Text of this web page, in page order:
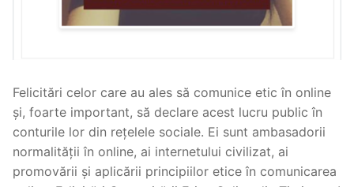
Felicitări celor care au ales să comunice etic în online
și, foarte important, să declare acest lucru public în
conturile lor din rețelele sociale. Ei sunt ambasadorii
normalității în online, ai internetului civilizat, ai
promovării și aplicării principiilor etice în comunicarea